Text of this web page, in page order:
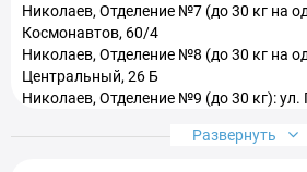
Николаев, Отделение №7 (до 30 кг на
Космонавтов, 60/4
Николаев, Отделение №8 (до 30 кг на
Центральный, 26 Б
Николаев, Отделение №9 (до 30 кг): ул.
Николаев, Отделение №10 (до 30 кг):
Развернуть